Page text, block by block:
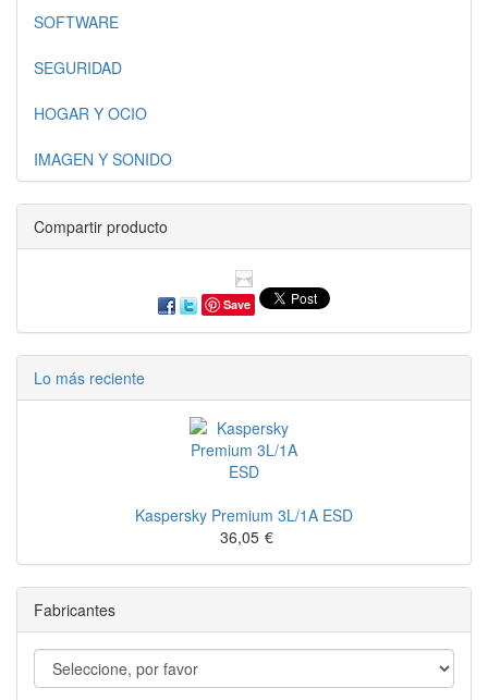
SOFTWARE
SEGURIDAD
HOGAR Y OCIO
IMAGEN Y SONIDO
Compartir producto
Save
Lo más reciente
Kaspersky Premium 3L/1A ESD
36,05 €
Fabricantes